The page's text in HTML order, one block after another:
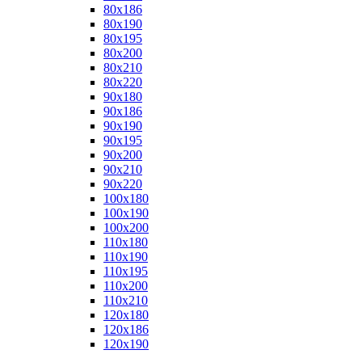
80x186
80x190
80x195
80x200
80x210
80x220
90x180
90x186
90x190
90x195
90x200
90x210
90x220
100x180
100x190
100x200
110x180
110x190
110x195
110x200
110x210
120x180
120x186
120x190